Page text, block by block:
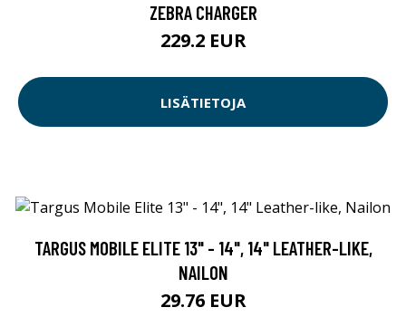
ZEBRA CHARGER
229.2 EUR
LISÄTIETOJA
TARGUS MOBILE ELITE 13" - 14", 14" LEATHER-LIKE,
NAILON
29.76 EUR